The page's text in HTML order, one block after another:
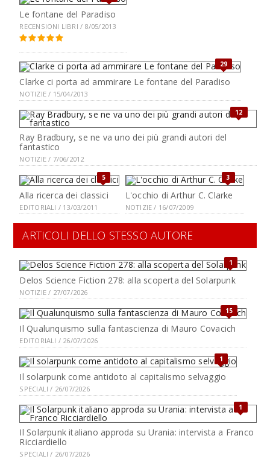
Le fontane del Paradiso
RECENSIONI LIBRI / 8/05/2013
29
Clarke ci porta ad ammirare Le fontane del Paradiso
NOTIZIE / 15/04/2013
12
Ray Bradbury, se ne va uno dei più grandi autori del
fantastico
NOTIZIE / 7/06/2012
5
Alla ricerca dei classici
EDITORIALI / 13/03/2011
3
L'occhio di Arthur C. Clarke
NOTIZIE / 16/07/2009
ARTICOLI DELLO STESSO AUTORE
1
Delos Science Fiction 278: alla scoperta del Solarpunk
NOTIZIE / 27/07/2026
15
Il Qualunquismo sulla fantascienza di Mauro Covacich
EDITORIALI / 26/07/2026
1
Il solarpunk come antidoto al capitalismo selvaggio
SPECIALI / 26/07/2026
1
Il Solarpunk italiano approda su Urania: intervista a Franco
Ricciardiello
SPECIALI / 26/07/2026